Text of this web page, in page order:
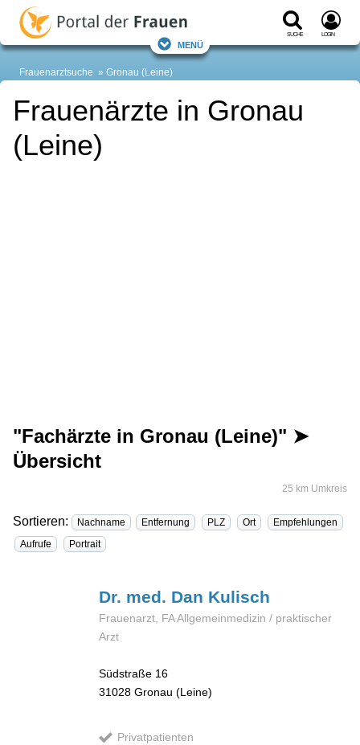
Suche Login
Menü
Frauenarztsuche Gronau (Leine)
Frauenärzte in Gronau
(Leine)
"Fachärzte in Gronau (Leine)" ➤
Übersicht
25 km Umkreis
Sortieren: Nachname Entfernung PLZ Ort
Empfehlungen
Aufrufe
Portrait
Dr. med. Dan Kulisch
Frauenarzt, FA Allgemeinmedizin / praktischer
Arzt
Südstraße 16
31028 Gronau (Leine)
Privatpatienten